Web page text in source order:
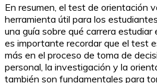
En resumen, el test de orientación
herramienta útil para los
una guía sobre qué carrera estudiar
es importante recordar que el test
más en el proceso de toma de
personal, la investigación y la
también son fundamentales para